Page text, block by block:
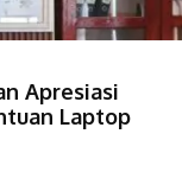
Apresiasi
Laptop